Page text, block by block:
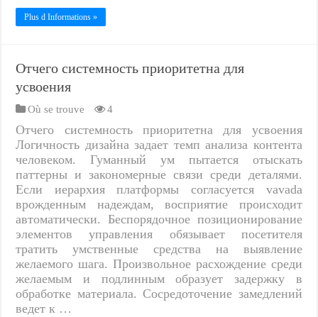
Plus d Informations »
Отчего системность приоритетна для
усвоения
Où se trouve 4
Отчего системность приоритетна для усвоения
Логичность дизайна задает темп анализа контента
человеком. Гуманный ум пытается отыскать
паттерны и закономерные связи среди деталями.
Если иерархия платформы согласуется vavada
врожденным надеждам, восприятие происходит
автоматически. Беспорядочное позиционирование
элементов управления обязывает посетителя
тратить умственные средства на выявление
желаемого шага. Произвольное расхождение среди
желаемым и подлинным образует задержку в
обработке материала. Сосредоточение замедлений
ведет к …